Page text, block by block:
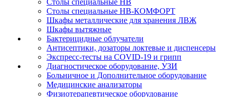
Столы специальные НВ
Столы специальные НВ-КОМФОРТ
Шкафы металлические для хранения ЛВЖ
Шкафы вытяжные
Бактерицидные облучатели
Антисептики, дозаторы локтевые и диспенсеры
Экспресс-тесты на COVID-19 и грипп
Диагностическое оборудование, УЗИ
Больничное и Дополнительное оборудование
Медицинские анализаторы
Физиотерапевтическое оборудование